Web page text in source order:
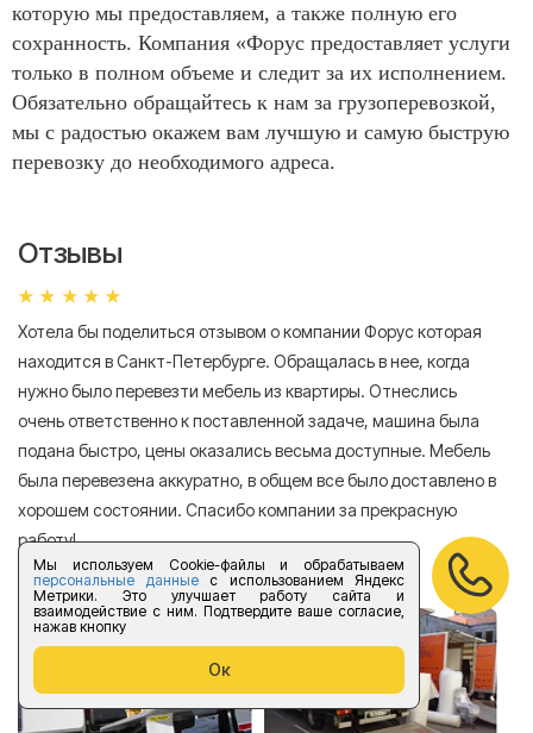
Мы используем Cookie-файлы и обрабатываем
персональные данныес использованием Яндекс
Метрики. Это улучшает работу сайта и
взаимодействие с ним. Подтвердите ваше согласие,
нажав кнопку
Ок
которую мы предоставляем, а также полную его
сохранность. Компания «Форус предоставляет услуги
только в полном объеме и следит за их исполнением.
Обязательно обращайтесь к нам за грузоперевозкой,
мы с радостью окажем вам лучшую и самую быструю
перевозку до необходимого адреса.
Отзывы
Хотела бы поделиться отзывом о компании Форус которая
находится в Санкт-Петербурге. Обращалась в нее, когда
нужно было перевезти мебель из квартиры. Отнеслись
очень ответственно к поставленной задаче, машина была
подана быстро, цены оказались весьма доступные. Мебель
была перевезена аккуратно, в общем все было доставлено в
хорошем состоянии. Спасибо компании за прекрасную
работу!
Елизавета Андроновна